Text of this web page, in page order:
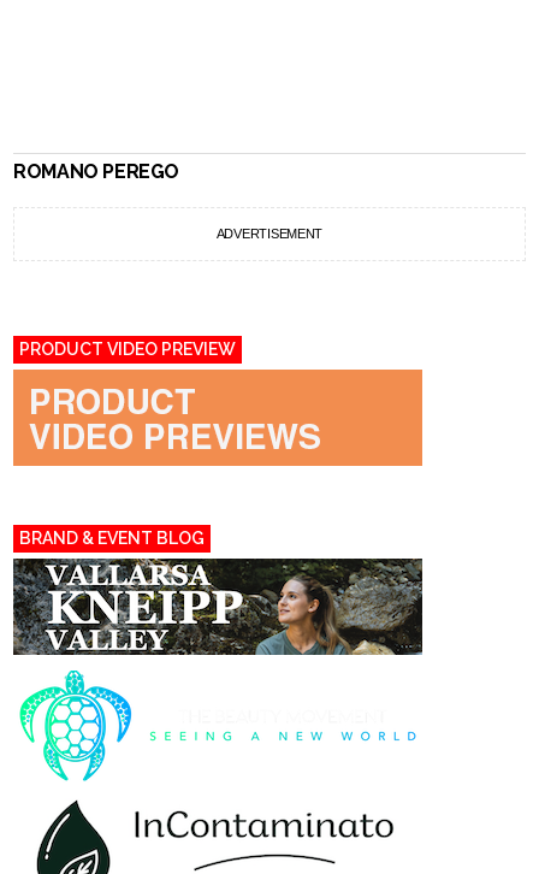
ROMANO PEREGO
ADVERTISEMENT
PRODUCT VIDEO PREVIEW
BRAND & EVENT BLOG